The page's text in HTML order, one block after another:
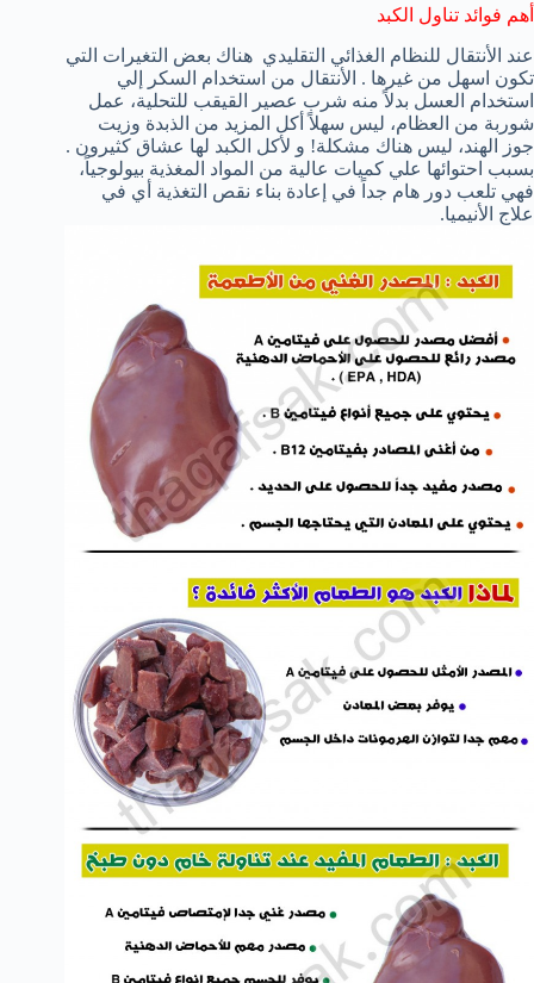
أهم فوائد تناول الكبد
عند الأنتقال للنظام الغذائي التقليدي هناك بعض التغيرات التي
تكون اسهل من غيرها . الأنتقال من استخدام السكر إلي
استخدام العسل بدلاً منه شرب عصير القيقب للتحلية، عمل
شوربة من العظام، ليس سهلاً أكل المزيد من الذبدة وزيت
جوز الهند، ليس هناك مشكلة! و لأكل الكبد لها عشاق كثيرون .
بسبب احتوائها علي كميات عالية من المواد المغذية بيولوجياً،
فهي تلعب دور هام جداً في إعادة بناء نقص التغذية أي في
علاج الأنيميا.